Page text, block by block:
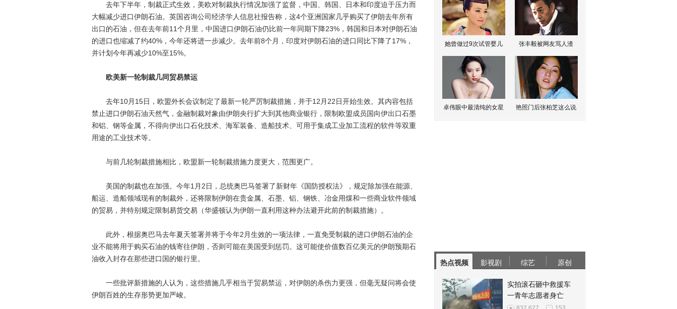
去年下半年，制裁正式生效，美欧对制裁执行情况加强了监督，中国、韩国、日本和印度迫于压力而
大幅减少进口伊朗石油。英国咨询公司经济学人信息社报告称，这4个亚洲国家几乎购买了伊朗去年所有
出口的石油，但在去年前11个月里，中国进口伊朗石油仍比前一年同期下降23%，韩国和日本对伊朗石油
的进口也缩减了约40%，今年还将进一步减少。去年前8个月，印度对伊朗石油的进口同比下降了17%，
并计划今年再减少10%至15%。
欧美新一轮制裁几同贸易禁运
去年10月15日，欧盟外长会议制定了最新一轮严厉制裁措施，并于12月22日开始生效。其内容包括
禁止进口伊朗石油天然气，金融制裁对象由伊朗央行扩大到其他商业银行，限制欧盟成员国向伊出口石墨
和铝、钢等金属，不得向伊出口石化技术、海军装备、造船技术、可用于集成工业加工流程的软件等双重
用途的工业技术等。
与前几轮制裁措施相比，欧盟新一轮制裁措施力度更大，范围更广。
美国的制裁也在加强。今年1月2日，总统奥巴马签署了新财年《国防授权法》，规定除加强在能源、
船运、造船领域现有的制裁外，还将限制伊朗在贵金属、石墨、铝、钢铁、冶金用煤和一些商业软件领域
的贸易，并特别规定限制易货交易（华盛顿认为伊朗一直利用这种办法避开此前的制裁措施）。
此外，根据奥巴马去年夏天签署并将于今年2月生效的一项法律，一直免受制裁的进口伊朗石油的企
业不能将用于购买石油的钱寄往伊朗，否则可能在美国受到惩罚。这可能使价值数百亿美元的伊朗预期石
油收入封存在那些进口国的银行里。
一些批评新措施的人认为，这些措施几乎相当于贸易禁运，对伊朗的杀伤力更强，但毫无疑问将会使
伊朗百姓的生存形势更加严峻。
她曾做过9次试管婴儿 张丰毅被网友骂人渣
卓伟眼中最清纯的女星 艳照门后张柏芝这么说
热点视频 影视剧 综艺 原创
实拍滚石砸中救援车
一青年志愿者身亡